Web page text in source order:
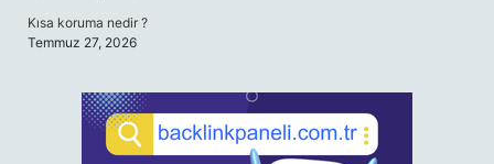
Kısa koruma nedir ?
Temmuz 27, 2026